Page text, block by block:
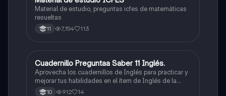
Material de estudio, preguntas icfes de matemáticas
resueltas
11 7,154 113
ICFES: Inglés
Cuadernillo Preguntaa Saber 11 Inglés.
Aprovecha los cuadernillos de Inglés para practicar y
mejorar tus habilidades en el ítem de Inglés de la
Prueba Saber 11. 🫡
10 912 14